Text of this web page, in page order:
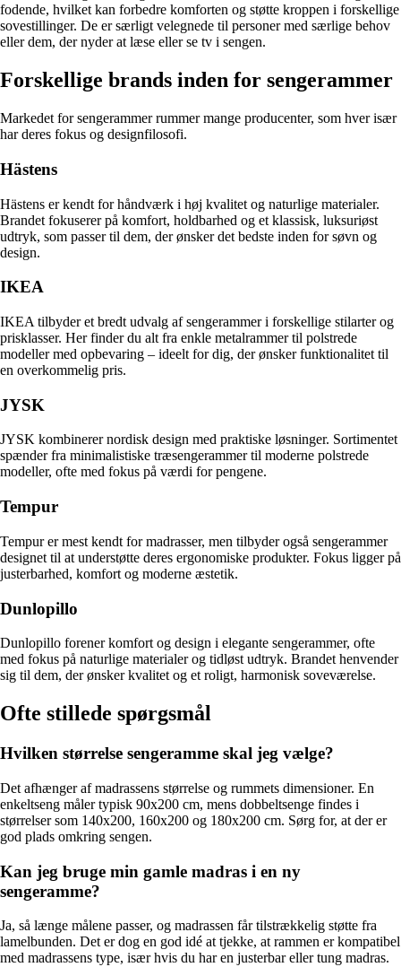
fodende, hvilket kan forbedre komforten og støtte kroppen i forskellige
sovestillinger. De er særligt velegnede til personer med særlige behov
eller dem, der nyder at læse eller se tv i sengen.
Forskellige brands inden for sengerammer
Markedet for sengerammer rummer mange producenter, som hver især
har deres fokus og designfilosofi.
Hästens
Hästens er kendt for håndværk i høj kvalitet og naturlige materialer.
Brandet fokuserer på komfort, holdbarhed og et klassisk, luksuriøst
udtryk, som passer til dem, der ønsker det bedste inden for søvn og
design.
IKEA
IKEA tilbyder et bredt udvalg af sengerammer i forskellige stilarter og
prisklasser. Her finder du alt fra enkle metalrammer til polstrede
modeller med opbevaring – ideelt for dig, der ønsker funktionalitet til
en overkommelig pris.
JYSK
JYSK kombinerer nordisk design med praktiske løsninger. Sortimentet
spænder fra minimalistiske træsengerammer til moderne polstrede
modeller, ofte med fokus på værdi for pengene.
Tempur
Tempur er mest kendt for madrasser, men tilbyder også sengerammer
designet til at understøtte deres ergonomiske produkter. Fokus ligger på
justerbarhed, komfort og moderne æstetik.
Dunlopillo
Dunlopillo forener komfort og design i elegante sengerammer, ofte
med fokus på naturlige materialer og tidløst udtryk. Brandet henvender
sig til dem, der ønsker kvalitet og et roligt, harmonisk soveværelse.
Ofte stillede spørgsmål
Hvilken størrelse sengeramme skal jeg vælge?
Det afhænger af madrassens størrelse og rummets dimensioner. En
enkeltseng måler typisk 90x200 cm, mens dobbeltsenge findes i
størrelser som 140x200, 160x200 og 180x200 cm. Sørg for, at der er
god plads omkring sengen.
Kan jeg bruge min gamle madras i en ny
sengeramme?
Ja, så længe målene passer, og madrassen får tilstrækkelig støtte fra
lamelbunden. Det er dog en god idé at tjekke, at rammen er kompatibel
med madrassens type, især hvis du har en justerbar eller tung madras.